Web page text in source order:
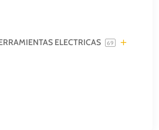
ELECTRICAS 69